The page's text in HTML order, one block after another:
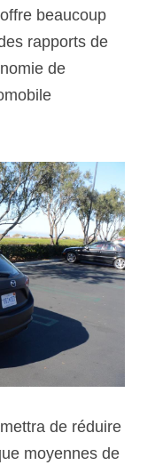
beaucoup
rapports de
de
de réduire
moyennes de